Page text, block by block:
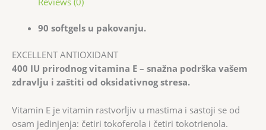
90 softgels u pakovanju.
EXCELLENT ANTIOXIDANT
400 IU prirodnog vitamina E – snažna podrška vašem
zdravlju i zaštiti od oksidativnog stresa.
Vitamin E je vitamin rastvorljiv u mastima i sastoji se od
osam jedinjenja: četiri tokoferola i četiri tokotrienola.